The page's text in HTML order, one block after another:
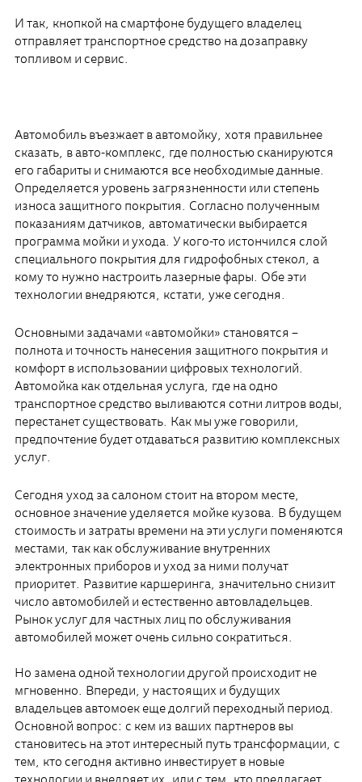
И так, кнопкой на смартфоне будущего владелец
отправляет транспортное средство на дозаправку
топливом и сервис.
Автомобиль въезжает в автомойку, хотя правильнее
сказать, в авто-комплекс, где полностью сканируются
его габариты и снимаются все необходимые данные.
Определяется уровень загрязненности или степень
износа защитного покрытия. Согласно полученным
показаниям датчиков, автоматически выбирается
программа мойки и ухода. У кого-то истончился слой
специального покрытия для гидрофобных стекол, а
кому то нужно настроить лазерные фары. Обе эти
технологии внедряются, кстати, уже сегодня.
Основными задачами «автомойки» становятся –
полнота и точность нанесения защитного покрытия и
комфорт в использовании цифровых технологий.
Автомойка как отдельная услуга, где на одно
транспортное средство выливаются сотни литров воды,
перестанет существовать. Как мы уже говорили,
предпочтение будет отдаваться развитию комплексных
услуг.
Сегодня уход за салоном стоит на втором месте,
основное значение уделяется мойке кузова. В будущем
стоимость и затраты времени на эти услуги поменяются
местами, так как обслуживание внутренних
электронных приборов и уход за ними получат
приоритет. Развитие каршеринга, значительно снизит
число автомобилей и естественно автовладельцев.
Рынок услуг для частных лиц по обслуживания
автомобилей может очень сильно сократиться.
Но замена одной технологии другой происходит не
мгновенно. Впереди, у настоящих и будущих
владельцев автомоек еще долгий переходный период.
Основной вопрос: с кем из ваших партнеров вы
становитесь на этот интересный путь трансформации, с
тем, кто сегодня активно инвестирует в новые